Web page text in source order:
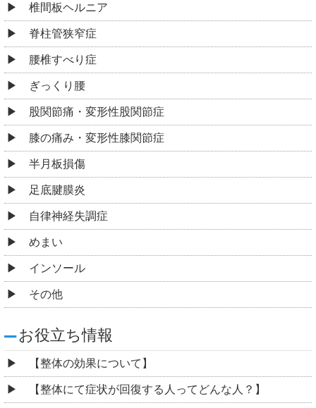
椎間板ヘルニア
脊柱管狭窄症
腰椎すべり症
ぎっくり腰
股関節痛・変形性股関節症
膝の痛み・変形性膝関節症
半月板損傷
足底腱膜炎
自律神経失調症
めまい
インソール
その他
お役立ち情報
【整体の効果について】
【整体にて症状が回復する人ってどんな人？】